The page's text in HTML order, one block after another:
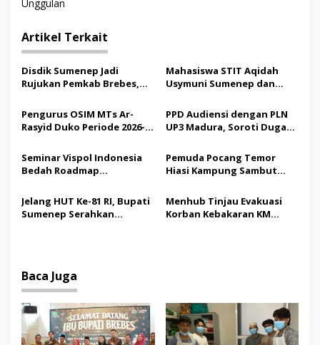
i
g
a
s
i
p
o
s
Unggulan
Artikel Terkait
Disdik Sumenep Jadi
Rujukan Pemkab Brebes,
Pendidikan Berbasis
Budaya
Mahasiswa STIT Aqidah
Usymuni Sumenep dan
Jenazah WNI Asal Aceh di
Malaysia
Pengurus OSIM MTs Ar-
Rasyid Duko Periode 2026-
PPD Audiensi dengan PLN
UP3 Madura, Soroti Dugaan
Listrik Desa di Sumenep
Seminar Vispol Indonesia
Bedah Roadmap
Pendidikan dan Hilirisasi
Jadi Kunci
Pemuda Pocang Temor
Hiasi Kampung Sambut
Jelang HUT Ke-81 RI, Bupati
Sumenep Serahkan
Menhub Tinjau Evakuasi
Korban Kebakaran KM
Baca Juga